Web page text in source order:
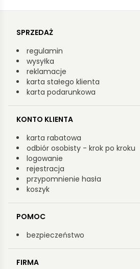
SPRZEDAŻ
regulamin
wysyłka
reklamacje
karta stałego klienta
karta podarunkowa
KONTO KLIENTA
karta rabatowa
odbiór osobisty - krok po kroku
logowanie
rejestracja
przypomnienie hasła
koszyk
POMOC
bezpieczeństwo
FIRMA